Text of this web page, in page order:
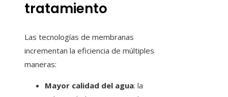
tratamiento
Las tecnologías de membranas
incrementan la eficiencia de múltiples
maneras:
Mayor calidad del agua: la